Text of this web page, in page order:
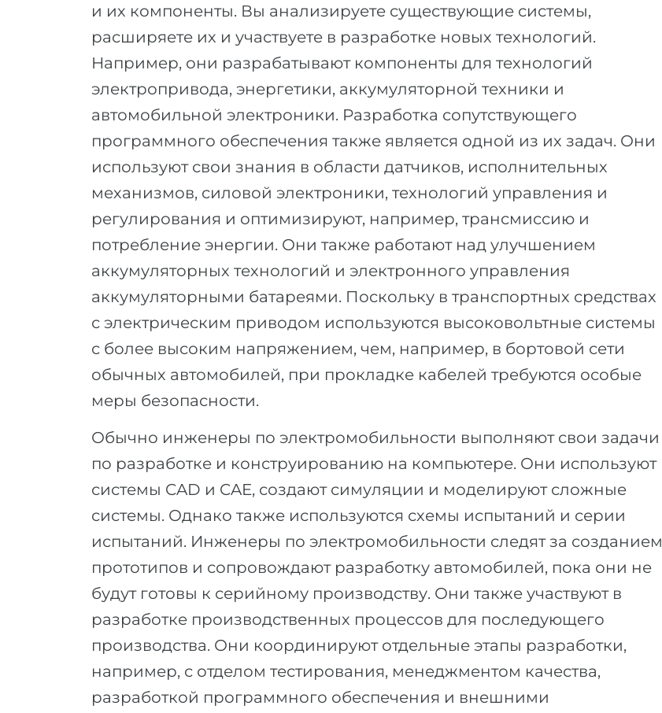
и их компоненты. Вы анализируете существующие системы,
расширяете их и участвуете в разработке новых технологий.
Например, они разрабатывают компоненты для технологий
электропривода, энергетики, аккумуляторной техники и
автомобильной электроники. Разработка сопутствующего
программного обеспечения также является одной из их задач. Они
используют свои знания в области датчиков, исполнительных
механизмов, силовой электроники, технологий управления и
регулирования и оптимизируют, например, трансмиссию и
потребление энергии. Они также работают над улучшением
аккумуляторных технологий и электронного управления
аккумуляторными батареями. Поскольку в транспортных средствах
с электрическим приводом используются высоковольтные системы
с более высоким напряжением, чем, например, в бортовой сети
обычных автомобилей, при прокладке кабелей требуются особые
меры безопасности.
Обычно инженеры по электромобильности выполняют свои задачи
по разработке и конструированию на компьютере. Они используют
системы CAD и CAE, создают симуляции и моделируют сложные
системы. Однако также используются схемы испытаний и серии
испытаний. Инженеры по электромобильности следят за созданием
прототипов и сопровождают разработку автомобилей, пока они не
будут готовы к серийному производству. Они также участвуют в
разработке производственных процессов для последующего
производства. Они координируют отдельные этапы разработки,
например, с отделом тестирования, менеджментом качества,
разработкой программного обеспечения и внешними